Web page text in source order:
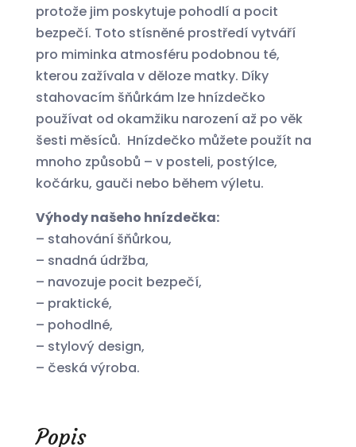
protože jim poskytuje pohodlí a pocit
bezpečí. Toto stísněné prostředí vytváří
pro miminka atmosféru podobnou té,
kterou zažívala v děloze matky. Díky
stahovacím šňůrkám lze hnízdečko
používat od okamžiku narození až po věk
šesti měsíců. Hnízdečko můžete použít na
mnoho způsobů – v posteli, postýlce,
kočárku, gauči nebo během výletu.
Výhody našeho hnízdečka:
– stahování šňůrkou,
– snadná údržba,
– navozuje pocit bezpečí,
– praktické,
– pohodlné,
– stylový design,
– česká výroba.
Popis